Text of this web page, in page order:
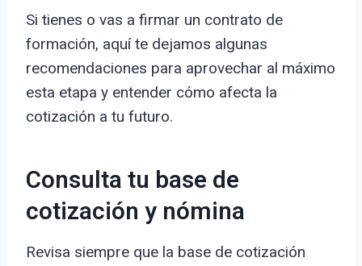
Si tienes o vas a firmar un contrato de
formación, aquí te dejamos algunas
recomendaciones para aprovechar al máximo
esta etapa y entender cómo afecta la
cotización a tu futuro.
Consulta tu base de
cotización y nómina
Revisa siempre que la base de cotización